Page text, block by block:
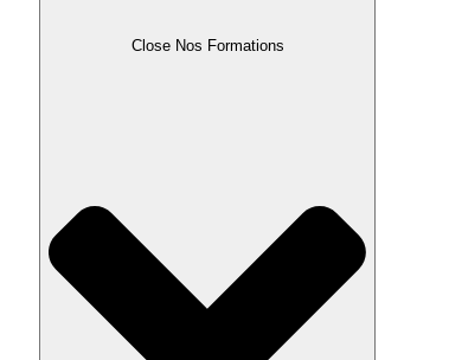
Close Nos Formations